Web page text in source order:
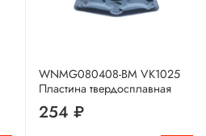
WNMG080408-BM VK1025
Пластина твердосплавная
254 ₽